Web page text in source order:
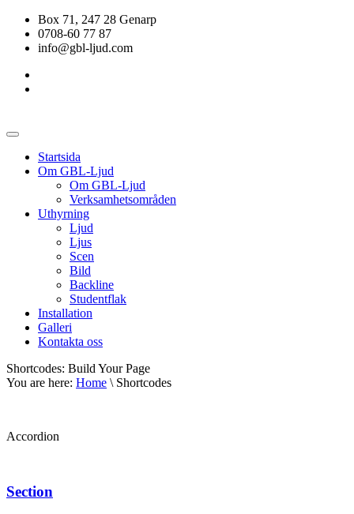
Box 71, 247 28 Genarp
0708-60 77 87
info@gbl-ljud.com
Startsida
Om GBL-Ljud
Om GBL-Ljud
Verksamhetsområden
Uthyrning
Ljud
Ljus
Scen
Bild
Backline
Studentflak
Installation
Galleri
Kontakta oss
Shortcodes: Build Your Page
You are here: Home \ Shortcodes
Accordion
Section